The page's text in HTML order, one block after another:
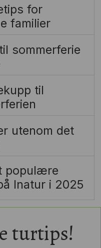
for
familier
sommerferie
til
utenom det
populære
Inatur i 2025
turtips!